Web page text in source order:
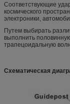
Соответствующие
космического
электроники,
Путем выбирать
выполнить
трапецоидальную
Схематическая